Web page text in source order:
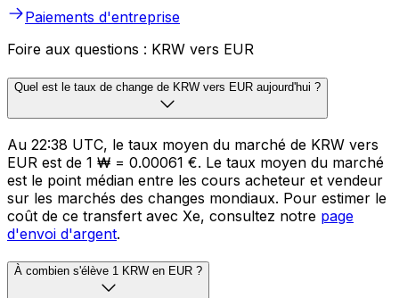
Paiements d'entreprise
Foire aux questions : KRW vers EUR
Quel est le taux de change de KRW vers EUR aujourd'hui ?
Au 22:38 UTC, le taux moyen du marché de KRW vers
EUR est de 1 ₩ = 0.00061 €. Le taux moyen du marché
est le point médian entre les cours acheteur et vendeur
sur les marchés des changes mondiaux. Pour estimer le
coût de ce transfert avec Xe, consultez notre page
d'envoi d'argent.
À combien s'élève 1 KRW en EUR ?